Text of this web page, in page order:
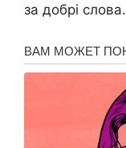
за добрі слова.